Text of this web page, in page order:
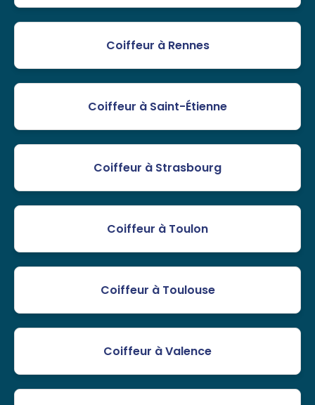
Coiffeur à Rennes
Coiffeur à Saint-Étienne
Coiffeur à Strasbourg
Coiffeur à Toulon
Coiffeur à Toulouse
Coiffeur à Valence